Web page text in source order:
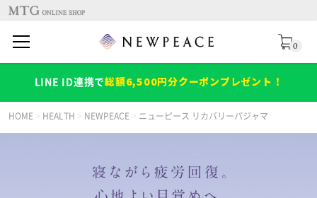
0
LINE ID連携で総額6,500円分クーポンプレゼント！
HOME > HEALTH > NEWPEACE > ニューピース リカバリーパジャマ
JACCSショッピングローン
（分割払い）について
JACCSショッピングローン
（分割払い）について
JACCSショッピングローン
（分割払い）について
JACCSショッピングローン
（分割払い）について
JACCSショッピングローン
（分割払い）について